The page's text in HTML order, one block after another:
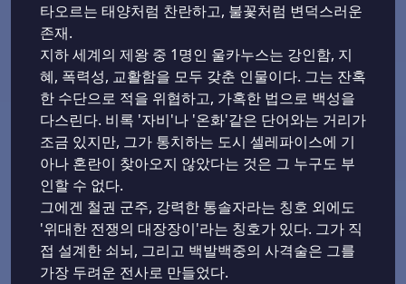
타오르는 태양처럼 찬란하고, 불꽃처럼 변덕스러운
존재.
지하 세계의 제왕 중 1명인 울카누스는 강인함, 지
혜, 폭력성, 교활함을 모두 갖춘 인물이다. 그는 잔혹
한 수단으로 적을 위협하고, 가혹한 법으로 백성을
다스린다. 비록 '자비'나 '온화'같은 단어와는 거리가
조금 있지만, 그가 통치하는 도시 셀레파이스에 기
아나 혼란이 찾아오지 않았다는 것은 그 누구도 부
인할 수 없다.
그에겐 철권 군주, 강력한 통솔자라는 칭호 외에도
'위대한 전쟁의 대장장이'라는 칭호가 있다. 그가 직
접 설계한 쇠뇌, 그리고 백발백중의 사격술은 그를
가장 두려운 전사로 만들었다.